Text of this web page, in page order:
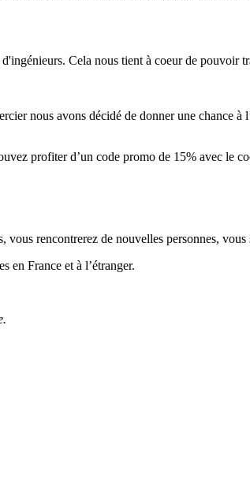
Cela nous tient à coeur de pouvoir
nous avons décidé de donner une chance à
profiter d’un code promo de 15% avec le
rencontrerez de nouvelles personnes,
en France et à l’étranger.